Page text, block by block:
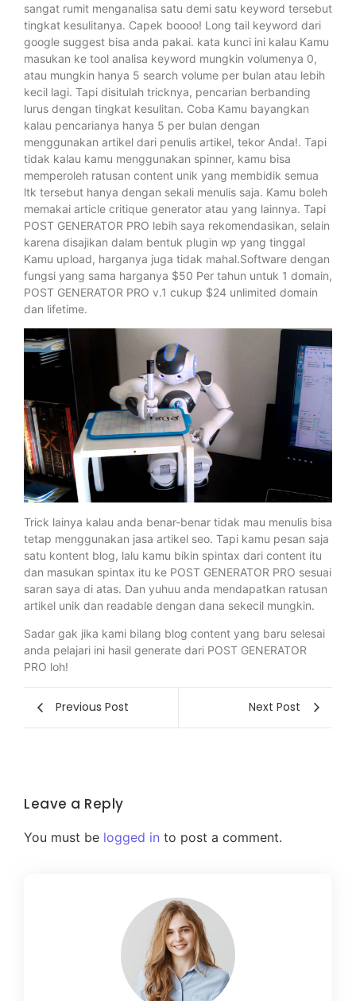
sangat rumit menganalisa satu demi satu keyword tersebut
tingkat kesulitanya. Capek boooo! Long tail keyword dari
google suggest bisa anda pakai. kata kunci ini kalau Kamu
masukan ke tool analisa keyword mungkin volumenya 0,
atau mungkin hanya 5 search volume per bulan atau lebih
kecil lagi. Tapi disitulah tricknya, pencarian berbanding
lurus dengan tingkat kesulitan. Coba Kamu bayangkan
kalau pencarianya hanya 5 per bulan dengan
menggunakan artikel dari penulis artikel, tekor Anda!. Tapi
tidak kalau kamu menggunakan spinner, kamu bisa
memperoleh ratusan content unik yang membidik semua
ltk tersebut hanya dengan sekali menulis saja. Kamu boleh
memakai article critique generator atau yang lainnya. Tapi
POST GENERATOR PRO lebih saya rekomendasikan, selain
karena disajikan dalam bentuk plugin wp yang tinggal
Kamu upload, harganya juga tidak mahal.Software dengan
fungsi yang sama harganya $50 Per tahun untuk 1 domain,
POST GENERATOR PRO v.1 cukup $24 unlimited domain
dan lifetime.
Trick lainya kalau anda benar-benar tidak mau menulis bisa
tetap menggunakan jasa artikel seo. Tapi kamu pesan saja
satu kontent blog, lalu kamu bikin spintax dari content itu
dan masukan spintax itu ke POST GENERATOR PRO sesuai
saran saya di atas. Dan yuhuu anda mendapatkan ratusan
artikel unik dan readable dengan dana sekecil mungkin.
Sadar gak jika kami bilang blog content yang baru selesai
anda pelajari ini hasil generate dari POST GENERATOR
PRO loh!
Previous Post Next Post
Leave a Reply
You must be logged in to post a comment.